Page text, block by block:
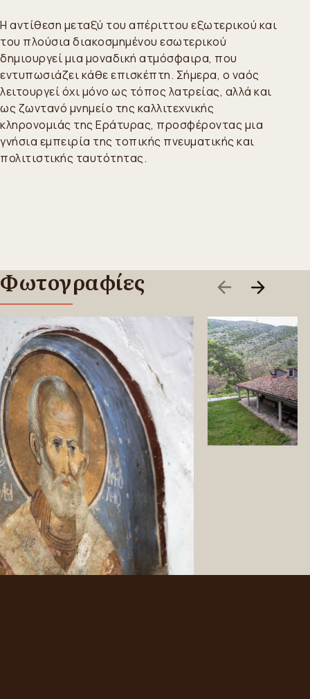
Η αντίθεση μεταξύ του απέριττου εξωτερικού και
του πλούσια διακοσμημένου εσωτερικού
δημιουργεί μια μοναδική ατμόσφαιρα, που
εντυπωσιάζει κάθε επισκέπτη. Σήμερα, ο ναός
λειτουργεί όχι μόνο ως τόπος λατρείας, αλλά και
ως ζωντανό μνημείο της καλλιτεχνικής
κληρονομιάς της Εράτυρας, προσφέροντας μια
γνήσια εμπειρία της τοπικής πνευματικής και
πολιτιστικής ταυτότητας.
Φωτογραφίες